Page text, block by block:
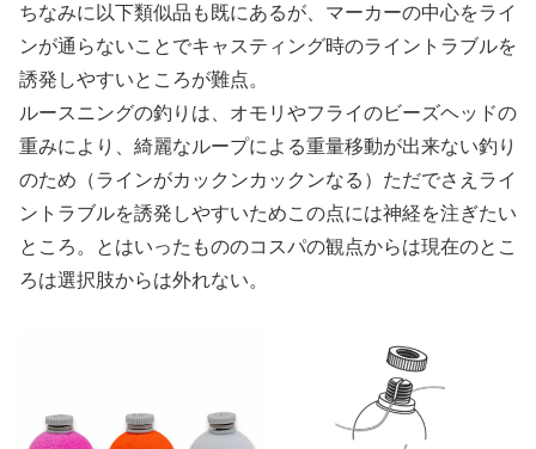
ちなみに以下類似品も既にあるが、マーカーの中心をライ
ンが通らないことでキャスティング時のライントラブルを
誘発しやすいところが難点。
ルースニングの釣りは、オモリやフライのビーズヘッドの
重みにより、綺麗なループによる重量移動が出来ない釣り
のため（ラインがカックンカックンなる）ただでさえライ
ントラブルを誘発しやすいためこの点には神経を注ぎたい
ところ。とはいったもののコスパの観点からは現在のとこ
ろは選択肢からは外れない。